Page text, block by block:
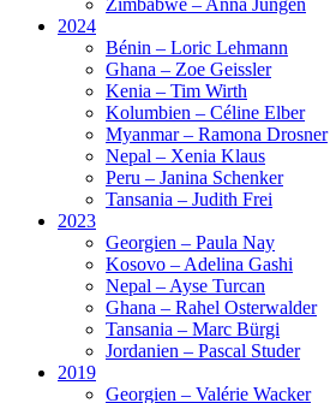
2024
Bénin – Loric Lehmann
Ghana – Zoe Geissler
Kenia – Tim Wirth
Kolumbien – Céline Elber
Myanmar – Ramona Drosner
Nepal – Xenia Klaus
Peru – Janina Schenker
Tansania – Judith Frei
2023
Georgien – Paula Nay
Kosovo – Adelina Gashi
Nepal – Ayse Turcan
Ghana – Rahel Osterwalder
Tansania – Marc Bürgi
Jordanien – Pascal Studer
2019
Georgien – Valérie Wacker